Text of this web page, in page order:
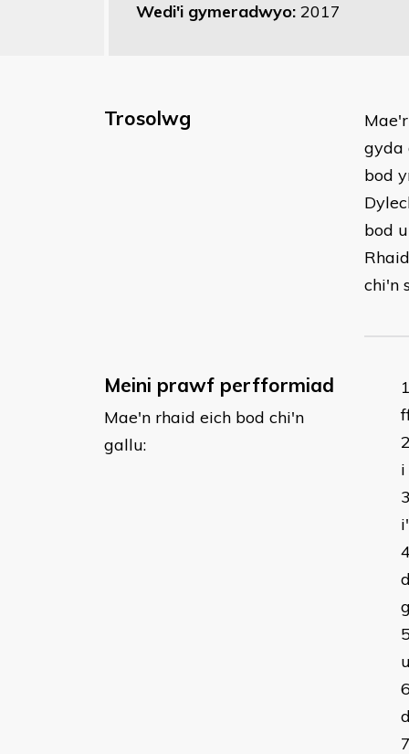
Wedi'i gymeradwyo: 2017
Trosolwg
gyda
bod
bod
chi'n
Meini prawf perfformiad
Mae'n rhaid eich bod chi'n
gallu:
i